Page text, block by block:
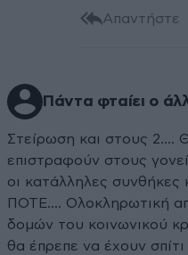
Απαντήστε
Πάντα φταίει ο
Στείρωση και στους 2....
επιστραφούν στους
οι κατάλληλες συνθήκες
ΠΟΤΕ.... Ολοκληρωτική
δομών του κοινωνικού
θα έπρεπε να έχουν